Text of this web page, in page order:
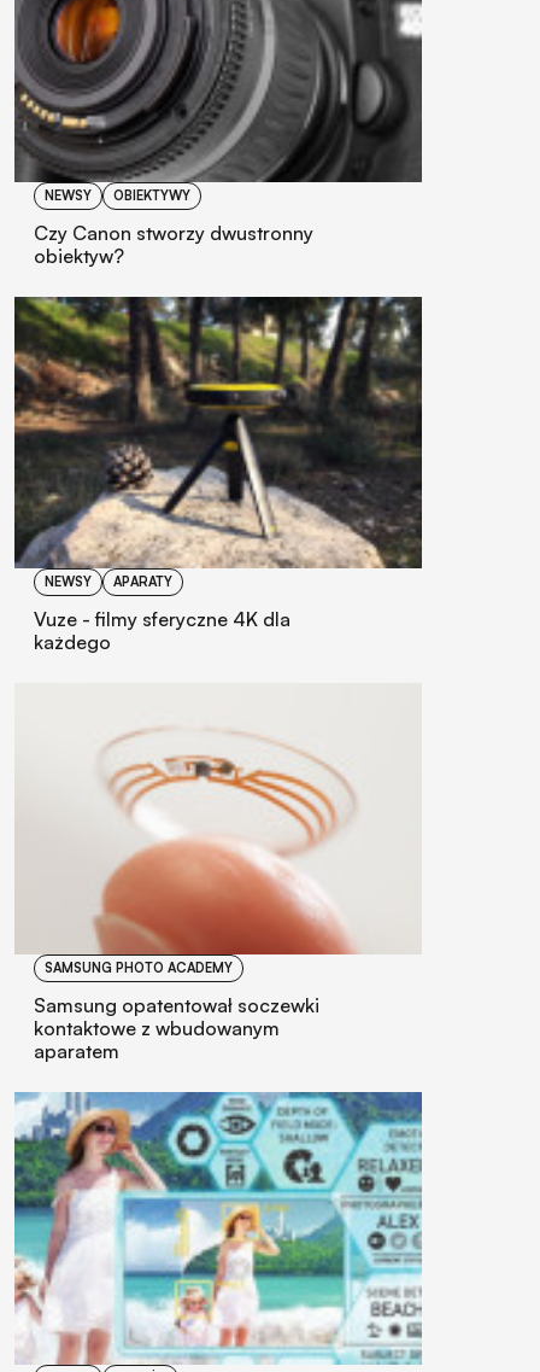
NEWSY OBIEKTYWY
Czy Canon stworzy dwustronny
obiektyw?
NEWSY APARATY
Vuze - filmy sferyczne 4K dla
każdego
SAMSUNG PHOTO ACADEMY
Samsung opatentował soczewki
kontaktowe z wbudowanym
aparatem